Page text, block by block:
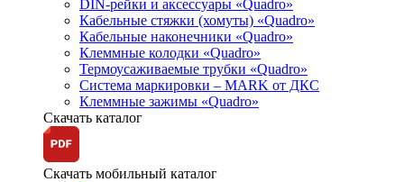
DIN-рейки и аксессуары «Quadro»
Кабельные стяжки (хомуты) «Quadro»
Кабельные наконечники «Quadro»
Клеммные колодки «Quadro»
Термоусаживаемые трубки «Quadro»
Система маркировки – MARK от ДКС
Клеммные зажимы «Quadro»
Скачать каталог
Скачать мобильный каталог